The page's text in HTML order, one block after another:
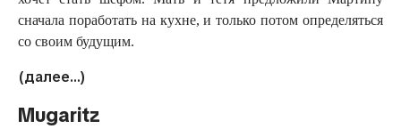
сначала поработать на кухне, и только потом определяться
со своим будущим.
(далее…)
Mugaritz